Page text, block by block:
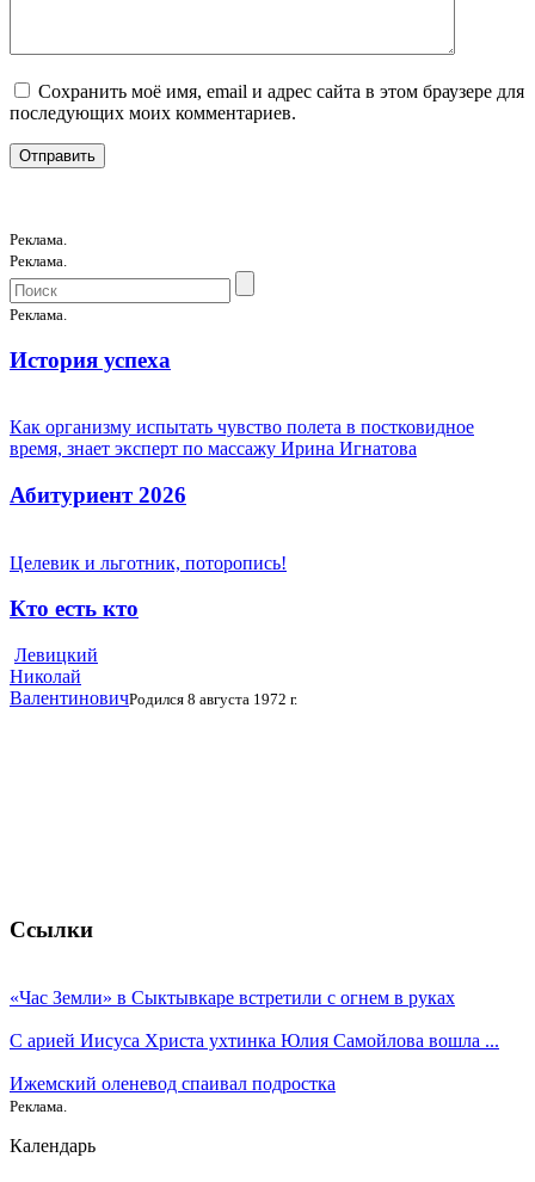
Сохранить моё имя, email и адрес сайта в этом браузере для
последующих моих комментариев.
Реклама.
Реклама.
Реклама.
История успеха
Как организму испытать чувство полета в постковидное
время, знает эксперт по массажу Ирина Игнатова
Абитуриент 2026
Целевик и льготник, поторопись!
Кто есть кто
Левицкий
Николай
ВалентиновичРодился 8 августа 1972 г.
Ссылки
«Час Земли» в Сыктывкаре встретили с огнем в руках
С арией Иисуса Христа ухтинка Юлия Самойлова вошла ...
Ижемский оленевод спаивал подростка
Реклама.
Календарь